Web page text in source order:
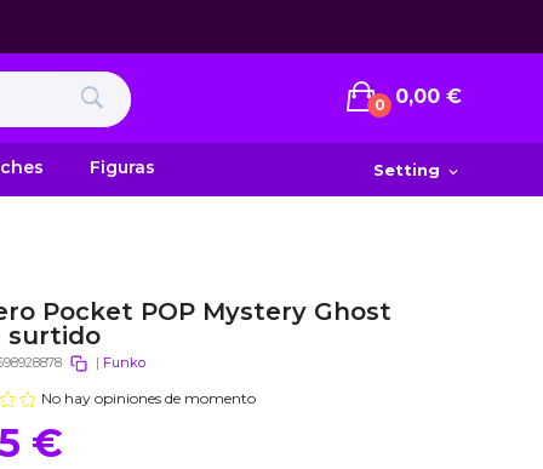
0 0,00 €
Figuras Setting expand_more
Pocket POP Mystery Ghost
surtido
| Funko
No hay opiniones de momento
€